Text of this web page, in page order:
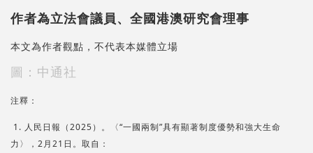
作者為立法會議員、全國港澳研究會理事
本文為作者觀點，不代表本媒體立場
圖：中通社
注釋：
1. 人民日報（2025）。〈“一國兩制”具有顯著制度優勢和強大生命
力〉，2月21日。取自：